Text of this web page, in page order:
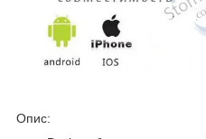
Опис: